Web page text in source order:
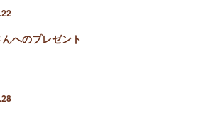
へのプレゼント